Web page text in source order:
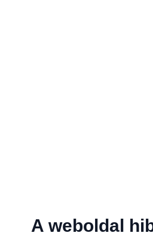
A weboldal